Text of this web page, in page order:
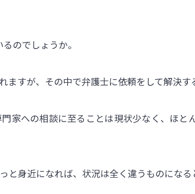
のでしょうか。
ますが、その中で弁護士に依頼をして解決
家への相談に至ることは現状少なく、ほと
と身近になれば、状況は全く違うものになる